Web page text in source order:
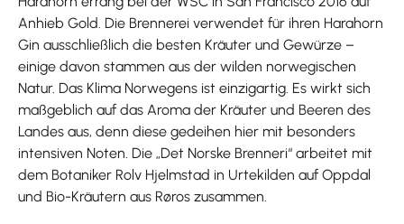
Anhieb Gold. Die Brennerei verwendet für ihren Harahorn
Gin ausschließlich die besten Kräuter und Gewürze –
einige davon stammen aus der wilden norwegischen
Natur. Das Klima Norwegens ist einzigartig. Es wirkt sich
maßgeblich auf das Aroma der Kräuter und Beeren des
Landes aus, denn diese gedeihen hier mit besonders
intensiven Noten. Die „Det Norske Brenneri“ arbeitet mit
dem Botaniker Rolv Hjelmstad in Urtekilden auf Oppdal
und Bio-Kräutern aus Røros zusammen.